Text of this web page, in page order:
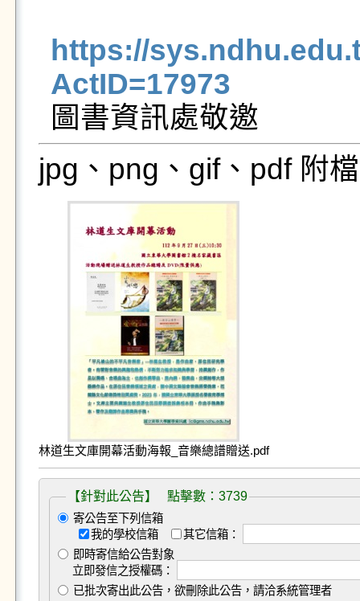
https://
ActID=17973
圖書資訊處敬邀
jpg、png、gif、pdf 附
林道生文庫開幕活動海報_音樂總譜贈送.pdf
【針對此公告】 點擊數：3739
寄公告至下列信箱
我的學校信箱
其它信箱：
即時寄信給公告對象
立即發信之授權碼：
已批次寄出此公告，欲刪除此公告，請洽系統管理者